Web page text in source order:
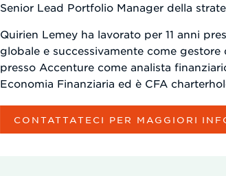
Senior Lead Portfolio Manager della
Quirien Lemey ha lavorato per 11 anni
globale e successivamente come
presso Accenture come analista
Economia Finanziaria ed è CFA
CONTATTATECI PER MAGGIORI